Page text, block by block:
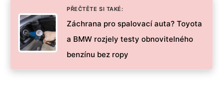
PŘEČTĚTE SI TAKÉ:
Záchrana pro spalovací auta? Toyota
a BMW rozjely testy obnovitelného
benzínu bez ropy